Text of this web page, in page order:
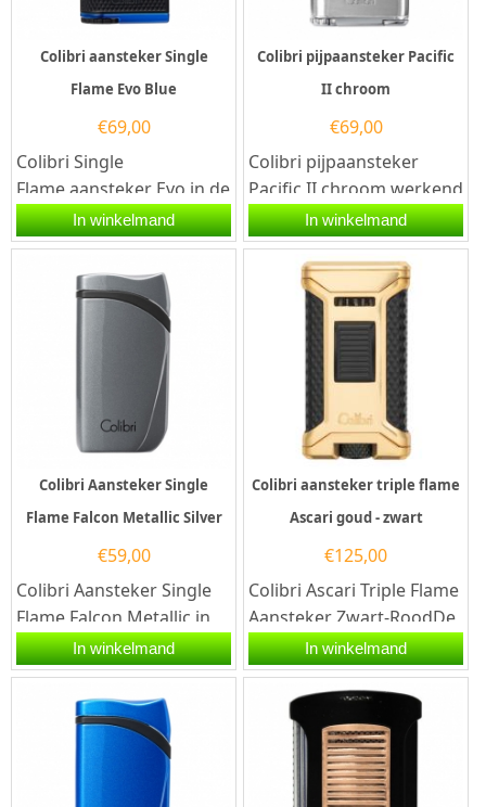
Colibri aansteker Single
Flame Evo Blue
€69,00
Colibri Single
Flame aansteker Evo in de
kleur blauw. Deze Colibri
aansteker heeft...
In winkelmand
Colibri pijpaansteker Pacific
II chroom
€69,00
Colibri pijpaansteker
Pacific II chroom werkend
op
butaangas.Deze Colibri
aansteker heeft een...
In winkelmand
Colibri Aansteker Single
Flame Falcon Metallic Silver
€59,00
Colibri Aansteker Single
Flame Falcon Metallic in
de kleur zilver. Deze
Colibri aansteker heeft...
In winkelmand
Colibri aansteker triple flame
Ascari goud - zwart
€125,00
Colibri Ascari Triple Flame
Aansteker Zwart-RoodDe
Colibri Ascari zwart-rood
is een hoogwaardige...
In winkelmand